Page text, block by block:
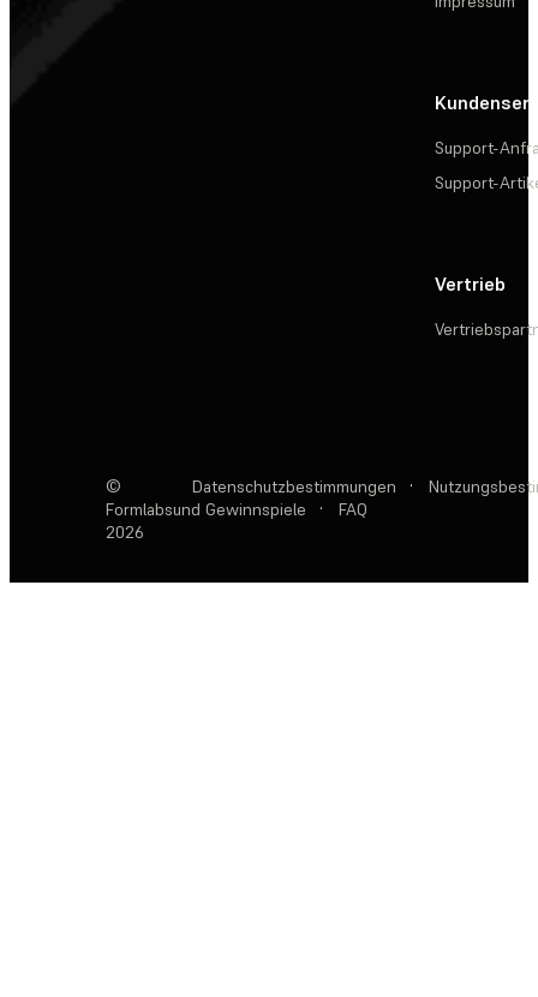
Support-
Support-
Vertrieb
©
Formlabs
2026
Datenschutzbestimmungen ·
und Gewinnspiele
· FAQ